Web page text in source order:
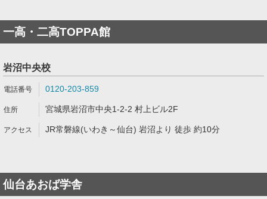
一高・二高TOPPA館
岩沼中央校
0120-203-859
宮城県岩沼市中央1-2-2 村上ビル2F
JR常磐線(いわき～仙台) 岩沼より 徒歩 約10分
仙台あおば学舎